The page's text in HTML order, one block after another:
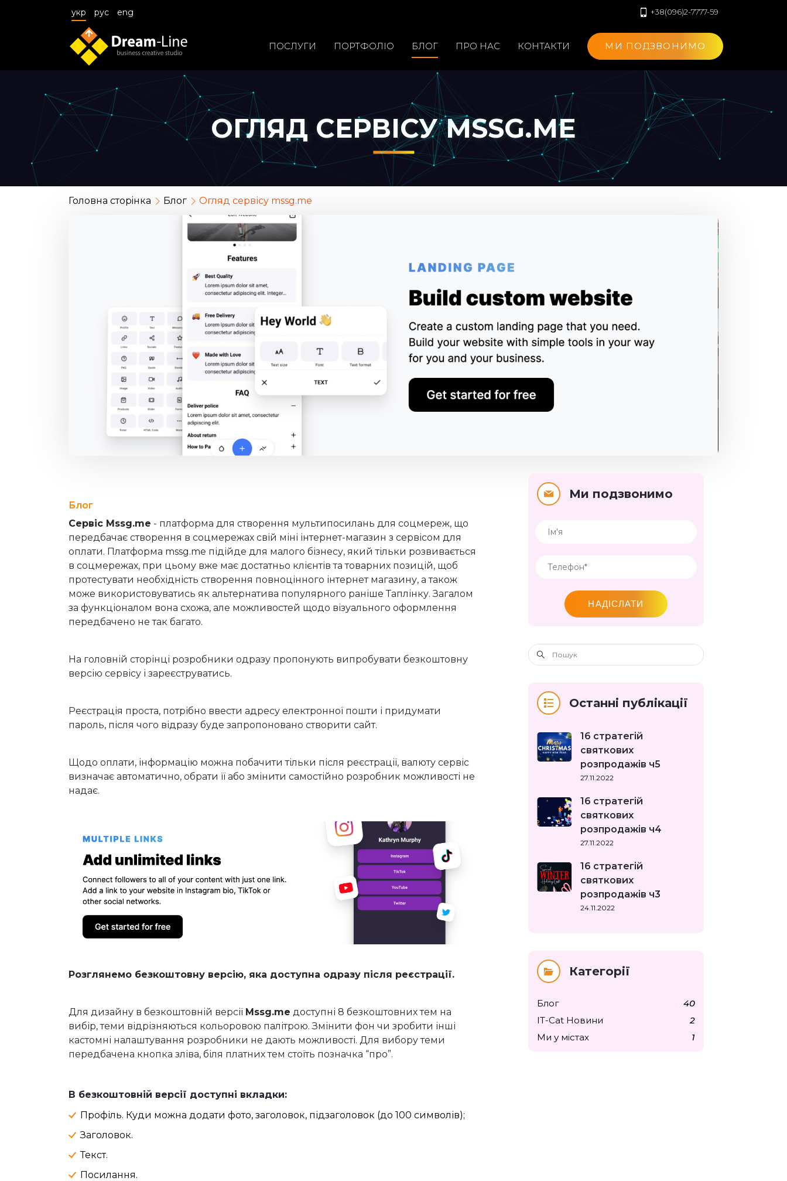
укр рус eng +38(096)2-7777-59
ПОСЛУГИ ПОРТФОЛIО БЛОГ ПРО НАС КОНТАКТИ МИ ПОДЗВОНИМО
ОГЛЯД СЕРВІСУ MSSG.ME
Головна сторiнка Блог Огляд сервісу mssg.me
Блог
Сервіс Mssg.me - платформа для створення мультипосилань для соцмереж, що
передбачає створення в соцмережах свій міні інтернет-магазин з сервісом для
оплати. Платформа mssg.me підійде для малого бізнесу, який тільки розвивається
в соцмережах, при цьому вже має достатньо клієнтів та товарних позицій, щоб
протестувати необхідність створення повноцінного інтернет магазину, а також
може використовуватись як альтернатива популярного раніше Таплінку. Загалом
за функціоналом вона схожа, але можливостей щодо візуального оформлення
передбачено не так багато.
На головній сторінці розробники одразу пропонують випробувати безкоштовну
версію сервісу і зареєструватись.
Реєстрація проста, потрібно ввести адресу електронної пошти і придумати
пароль, після чого відразу буде запропоновано створити сайт.
Щодо оплати, інформацію можна побачити тільки після реєстрації, валюту сервіс
визначає автоматично, обрати її або змінити самостійно розробник можливості не
надає.
Розглянемо безкоштовну версію, яка доступна одразу після реєстрації.
Для дизайну в безкоштовній версії Mssg.me доступні 8 безкоштовних тем на
вибір, теми відрізняються кольоровою палітрою. Змінити фон чи зробити інші
кастомні налаштування розробники не дають можливості. Для вибору теми
передбачена кнопка зліва, біля платних тем стоїть позначка “про”.
В безкоштовній версії доступні вкладки:
Профіль. Куди можна додати фото, заголовок, підзаголовок (до 100 символів);
Заголовок.
Текст.
Посилання.
Ми подзвонимо
НАДІСЛАТИ
Останні публікації
16 стратегій
святкових
розпродажів ч5
27.11.2022
16 стратегій
святкових
розпродажів ч4
27.11.2022
16 стратегій
святкових
розпродажів ч3
24.11.2022
Категорії
Блог
40
IT-Cat Новини
2
Ми у містах
1